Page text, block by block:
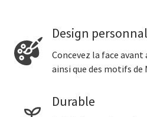
Design
Concevez la face
ainsi que des motifs de
Durable